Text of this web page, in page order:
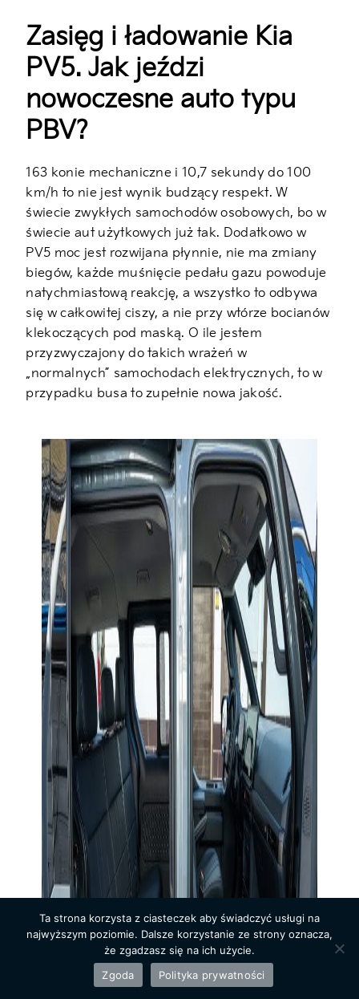
Zasięg i ładowanie Kia
PV5. Jak jeździ
nowoczesne auto typu
PBV?
163 konie mechaniczne i 10,7 sekundy do 100
km/h to nie jest wynik budzący respekt. W
świecie zwykłych samochodów osobowych, bo w
świecie aut użytkowych już tak. Dodatkowo w
PV5 moc jest rozwijana płynnie, nie ma zmiany
biegów, każde muśnięcie pedału gazu powoduje
natychmiastową reakcję, a wszystko to odbywa
się w całkowitej ciszy, a nie przy wtórze bocianów
klekoczących pod maską. O ile jestem
przyzwyczajony do takich wrażeń w
„normalnych” samochodach elektrycznych, to w
przypadku busa to zupełnie nowa jakość.
Ta strona korzysta z ciasteczek aby świadczyć usługi na
najwyższym poziomie. Dalsze korzystanie ze strony oznacza,
że zgadzasz się na ich użycie.
Zgoda
Polityka prywatności